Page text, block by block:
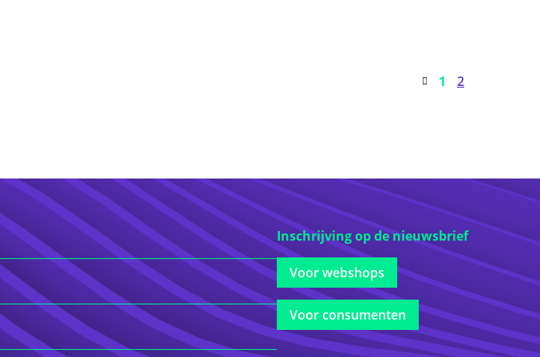
1 2
Inschrijving op de nieuwsbrief
Voor webshops
Voor consumenten